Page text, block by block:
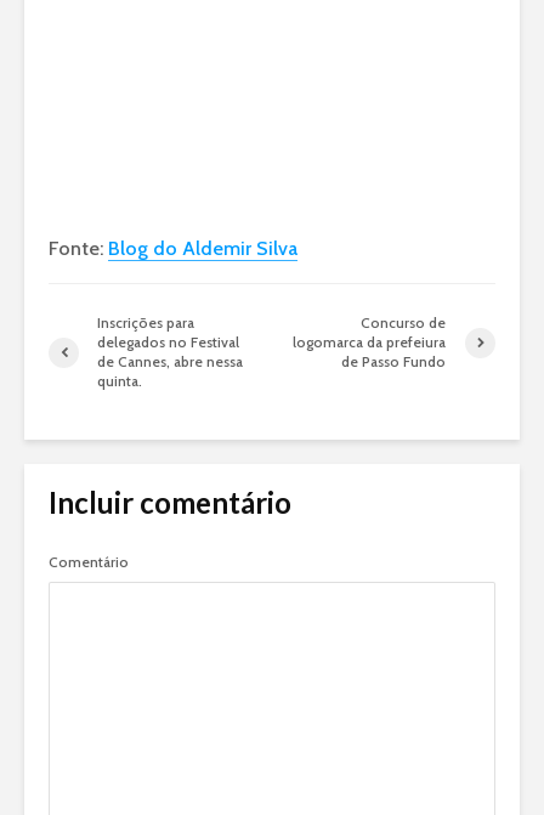
Fonte: Blog do Aldemir Silva
Inscrições para
delegados no Festival
de Cannes, abre nessa
quinta.
Concurso de
logomarca da prefeiura
de Passo Fundo
Incluir comentário
Comentário